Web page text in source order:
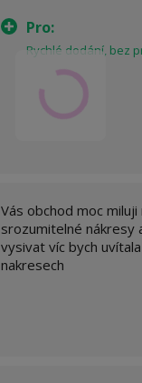
Pro:
Rychlé dodání, bez
Vás obchod moc
srozumitelné nákresy
vysivat víc bych
nakresech